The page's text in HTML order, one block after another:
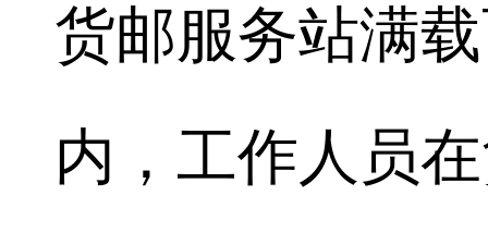
货邮服务站满
内，工作人员